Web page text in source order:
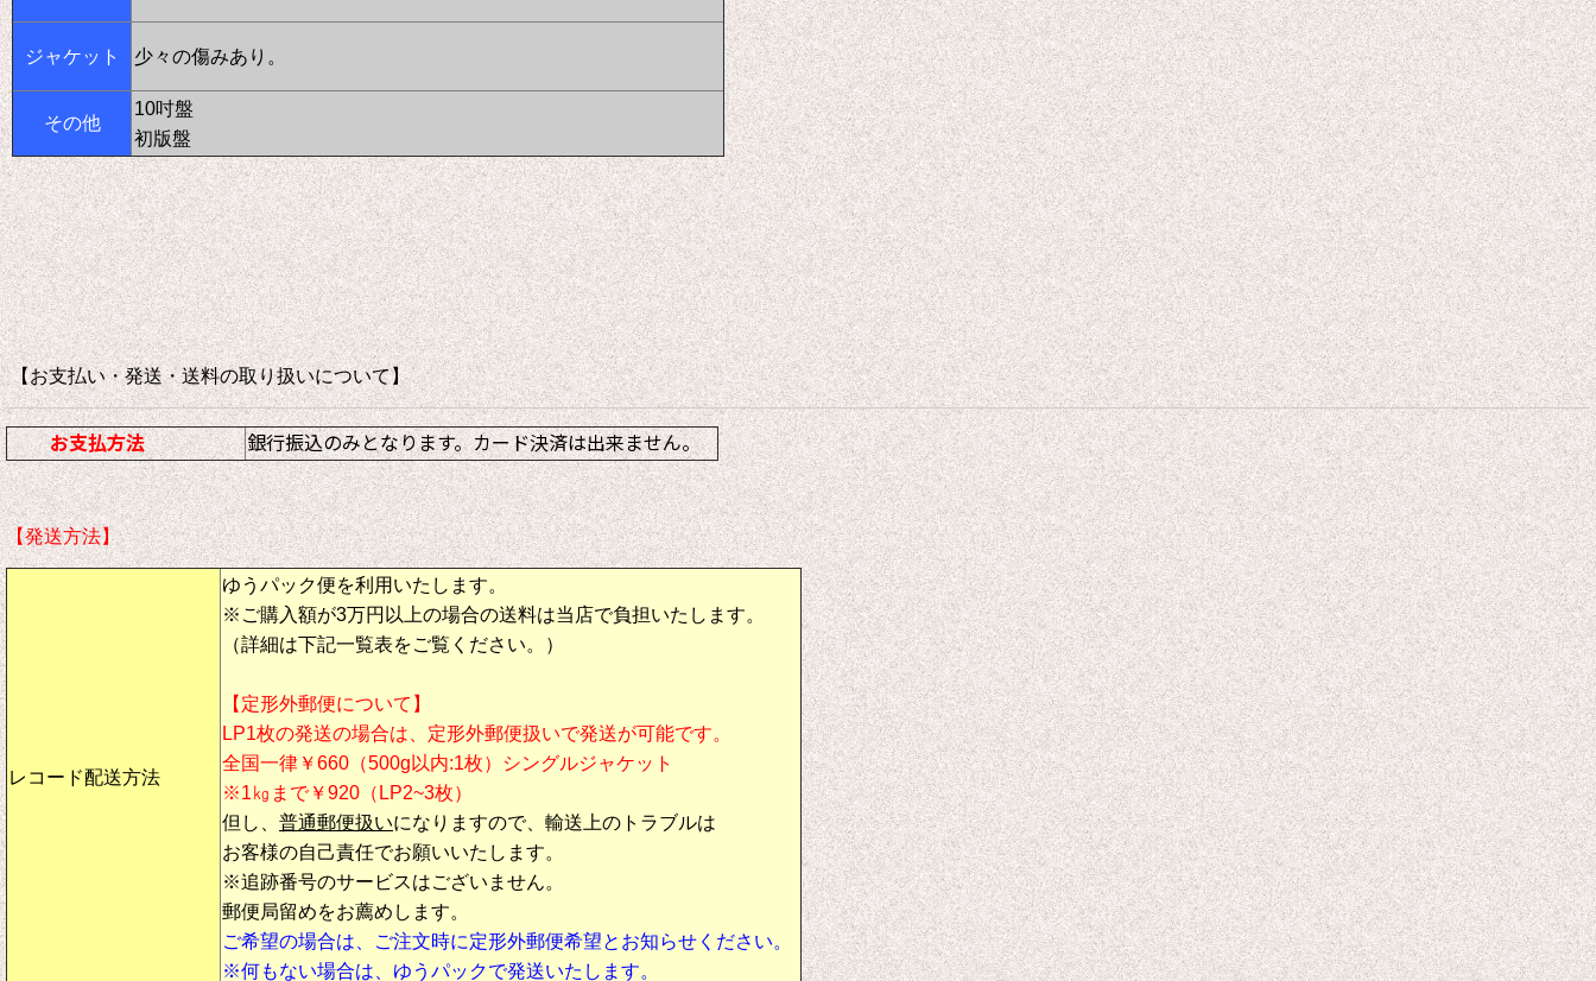
ジャケット 少々の傷みあり。
その他
10吋盤
初版盤
【お支払い・発送・送料の取り扱いについて】
お支払方法 銀行振込のみとなります。カード決済は出来ません。
【発送方法】
レコード配送方法
ゆうパック便を利用いたします。
※ご購入額が3万円以上の場合の送料は当店で負担いたします。
（詳細は下記一覧表をご覧ください。）
【定形外郵便について】
LP1枚の発送の場合は、定形外郵便扱いで発送が可能です。
全国一律￥660（500g以内:1枚）シングルジャケット
※1㎏まで￥920（LP2~3枚）
但し、 普通郵便扱いになりますので、輸送上のトラブルは
お客様の自己責任でお願いいたします。
※追跡番号のサービスはございません。
郵便局留めをお薦めします。
ご希望の場合は、ご注文時に定形外郵便希望とお知らせください。
※何もない場合は、ゆうパックで発送いたします。